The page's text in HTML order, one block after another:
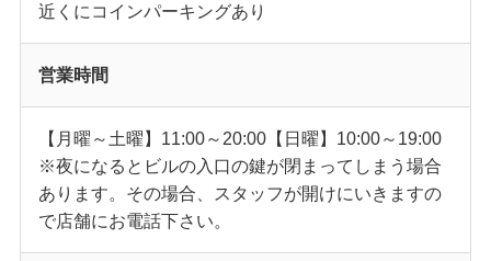
近くにコインパーキングあり
営業時間
【月曜～土曜】11:00～20:00【日曜】10:00～19:00
※夜になるとビルの入口の鍵が閉まってしまう場合
あります。その場合、スタッフが開けにいきますの
で店舗にお電話下さい。